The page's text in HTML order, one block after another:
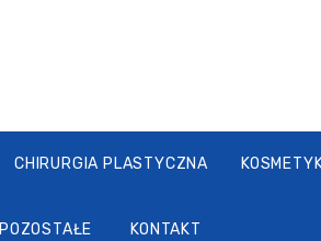
CHIRURGIA PLASTYCZNA
POZOSTAŁE KONTAKT